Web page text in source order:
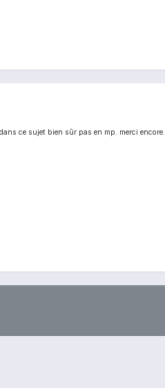
ce sujet bien sûr pas en mp. merci encore.